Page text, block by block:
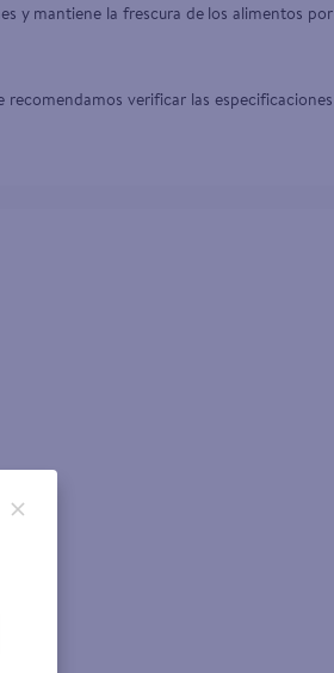
y mantiene la frescura de los alimentos por
verificar las especificaciones